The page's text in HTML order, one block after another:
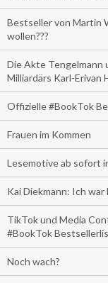
Bestseller von Martin
wollen???
Die Akte Tengelmann
Milliardärs Karl-Erivan
Offizielle #BookTok
Frauen im Kommen
Lesemotive ab sofort
Kai Diekmann: Ich war
TikTok und Media
#BookTok
Noch wach?